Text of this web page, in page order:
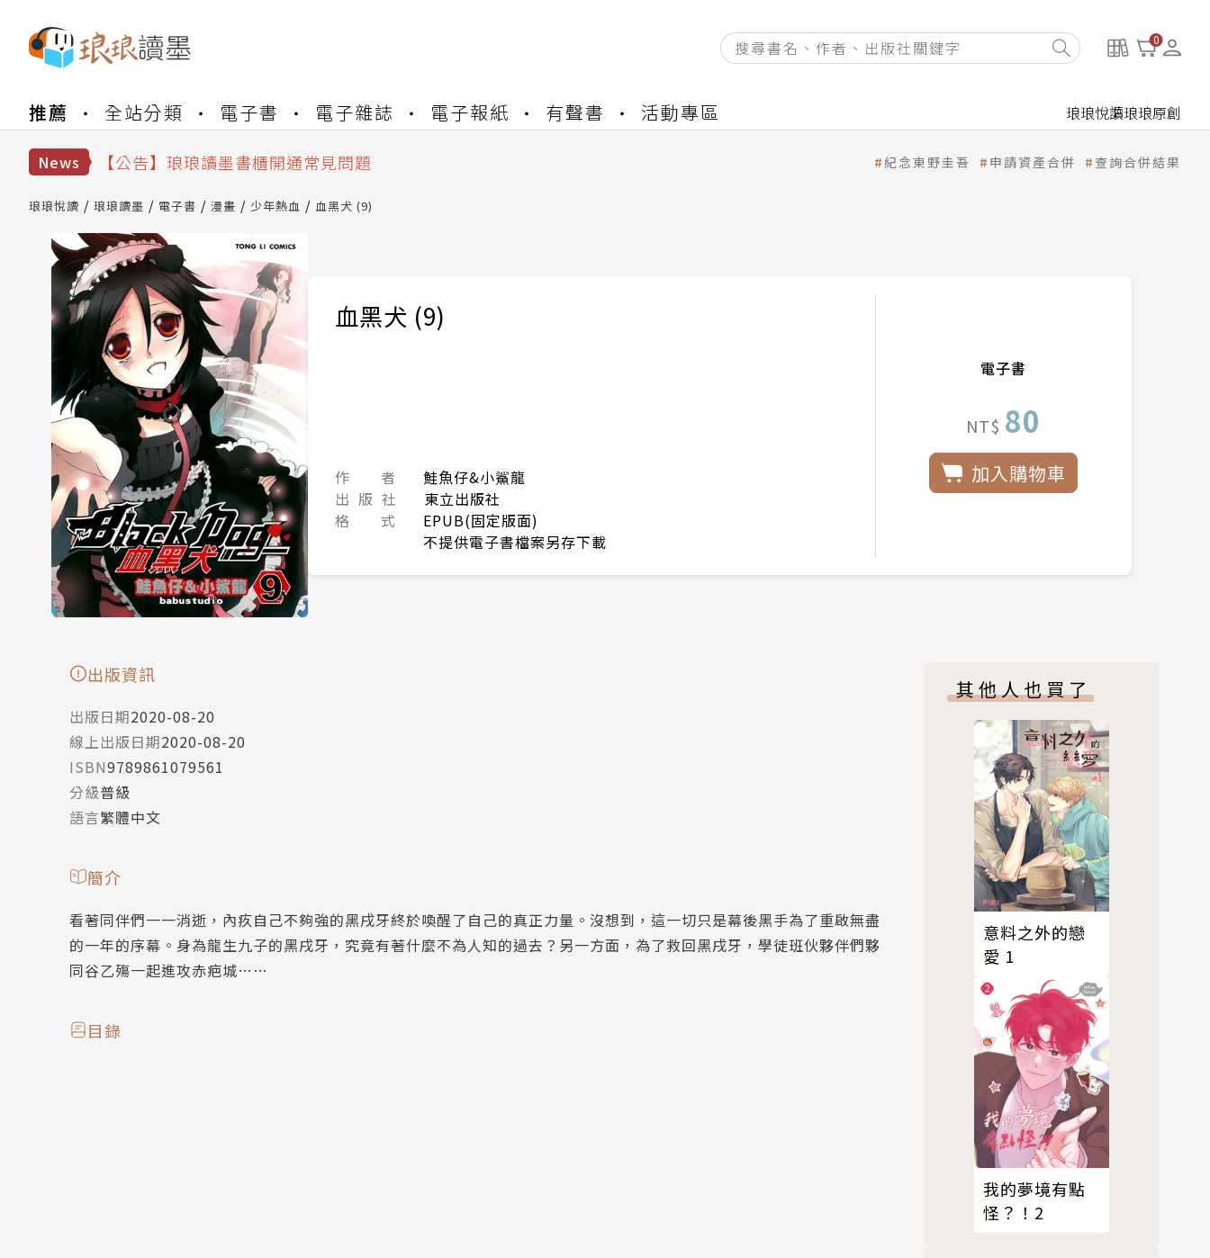
0
推薦 全站分類 電子書 電子雜誌 電子報紙 有聲書 活動專區 琅琅悅讀琅琅原創
News
【公告】琅琅讀墨數位閱讀資產合併與書櫃開通申請
【公告】琅琅讀墨 3 分鐘完成書櫃開通與資產合併申請圖文教學
【公告】琅琅讀墨數位閱讀資產合併與書櫃開通申請
紀念東野圭吾 申請資產合併 查詢合併結果
琅琅悅讀 琅琅讀墨 電子書 漫畫 少年熱血 血黑犬 (9)
血黑犬 (9)
作 者
鮭魚仔&小鯊龍
出 版 社
東立出版社
格 式
EPUB(固定版面)
不提供電子書檔案另存下載
電子書
NT$ 80
加入購物車
出版資訊
出版日期2020-08-20
線上出版日期2020-08-20
ISBN9789861079561
分級普級
語言繁體中文
簡介
看著同伴們一一消逝，內疚自己不夠強的黑戌牙終於喚醒了自己的真正力量。沒想到，這一切只是幕後黑手為了重啟無盡
的一年的序幕。身為龍生九子的黑戌牙，究竟有著什麼不為人知的過去？另一方面，為了救回黑戌牙，學徒班伙夥伴們夥
同谷乙殤一起進攻赤疤城……
目錄
其他人也買了
意料之外的戀
愛 1
我的夢境有點
怪？！2